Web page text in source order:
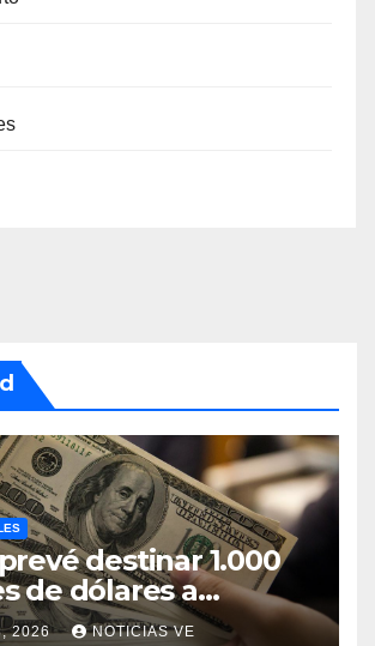
destinar 1.000
de dólares a
para un paquete
2026 NOTICIAS VE